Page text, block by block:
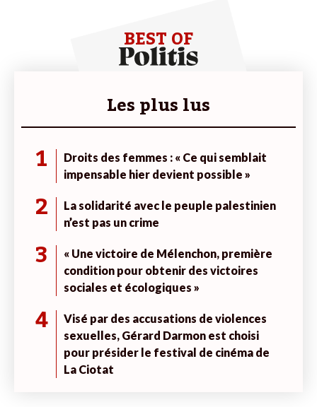
BEST OF
Les plus lus
1
Droits des femmes : « Ce qui semblait
impensable hier devient possible »
2
La solidarité avec le peuple palestinien
n’est pas un crime
3
« Une victoire de Mélenchon, première
condition pour obtenir des victoires
sociales et écologiques »
4
Visé par des accusations de violences
sexuelles, Gérard Darmon est choisi
pour présider le festival de cinéma de
La Ciotat